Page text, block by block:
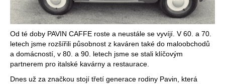
Od té doby PAVIN CAFFE roste a neustále se vyvíjí. V 60. a 70.
letech jsme rozšířili působnost z kaváren také do maloobchodů
a domácností, v 80. a 90. letech jsme se stali klíčovým
partnerem pro italské kavárny a restaurace.
Dnes už za značkou stojí třetí generace rodiny Pavin, která
LOISON
FILONE
CIOCCOLATO
500G
ČOKOLÁDOVÝ
CHLEBÍK
429
Kč